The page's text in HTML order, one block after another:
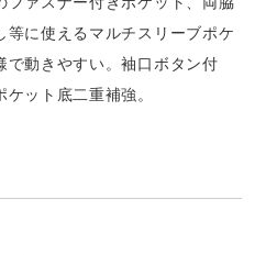
等に使えるマルチスリーブポケ
で動きやすい。袖口ボタン付
ット底二重補強。